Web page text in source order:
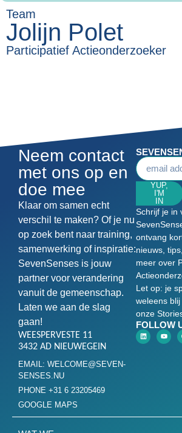
Team
Jolijn Polet
Participatief Actieonderzoeker
Neem contact
met ons op en
doe mee
Klaar om samen echt
verschil te maken? Of je nu
op zoek bent naar training,
samenwerking of inspiratie:
SevenSenses is jouw
partner voor verandering
vanuit de gemeenschap.
Laten we aan de slag
gaan!
WEESPERVESTE 11
3432 AD NIEUWEGEIN
EMAIL: WELCOME@SEVEN-
SENSES.NU
PHONE +31 6 23205469
GOOGLE MAPS
YUP,
I'M
IN
Schrijf je in
ontvang
nieuws,
meer over
Let op: je
weleens
onze
FOLLOW